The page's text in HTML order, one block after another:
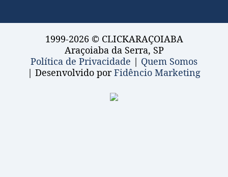
1999-2026 © CLICKARAÇOIABA
Araçoiaba da Serra, SP
Política de Privacidade | Quem Somos
| Desenvolvido porFidêncio Marketing